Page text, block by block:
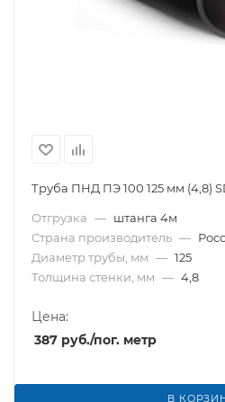
Труба ПНД ПЭ 100 125 мм (4,8)
Отгрузка — штанга 4м
Страна производитель —
Диаметр трубы, мм — 125
Толщина стенки, мм — 4,8
Цена:
387 руб./пог. метр
В